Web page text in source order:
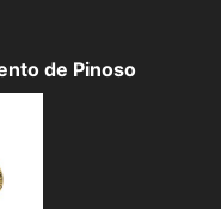
de Pinoso